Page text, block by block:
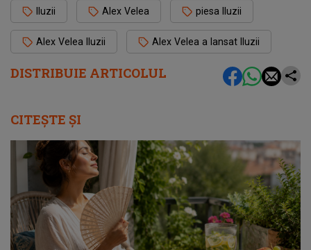
DISTRIBUIE ARTICOLUL
Iluzii Alex Velea piesa Iluzii
Alex Velea Iluzii Alex Velea a lansat Iluzii
CITEȘTE ȘI